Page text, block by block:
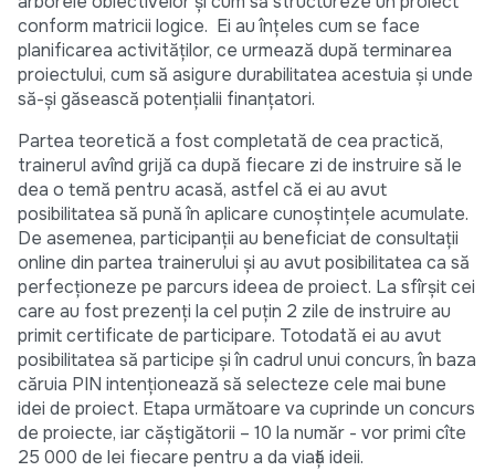
conform matricii logice. Ei au înţeles cum se face
planificarea activităţilor, ce urmează după terminarea
proiectului, cum să asigure durabilitatea acestuia şi unde
să-şi găsească potenţialii finanţatori.
Partea teoretică a fost completată de cea practică,
trainerul avînd grijă ca după fiecare zi de instruire să le
dea o temă pentru acasă, astfel că ei au avut
posibilitatea să pună în aplicare cunoștințele acumulate.
De asemenea, participanții au beneficiat de consultații
online din partea trainerului și au avut posibilitatea ca să
perfecționeze pe parcurs ideea de proiect. La sfîrșit cei
care au fost prezenți la cel puțin 2 zile de instruire au
primit certificate de participare. Totodată ei au avut
posibilitatea să participe și în cadrul unui concurs, în baza
căruia PIN intenționează să selecteze cele mai bune
idei de proiect. Etapa următoare va cuprinde un concurs
de proiecte, iar căștigătorii – 10 la număr - vor primi cîte
25 000 de lei fiecare pentru a da viață ideii.